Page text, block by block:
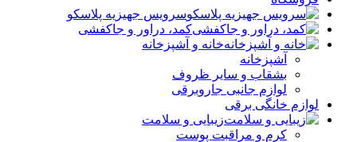
سرویس جهیزیه پلاسکو
کمد، دراور و جاکفشی
خانه و آشپزخانه
آشپزخانه
بشقاب و سایر ظروف
لوازم جانبی جاروبرقی
لوازم خانگی برقی
زیبایی و سلامت
کرم و مراقبت پوست